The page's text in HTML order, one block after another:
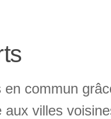
commun
aux villes